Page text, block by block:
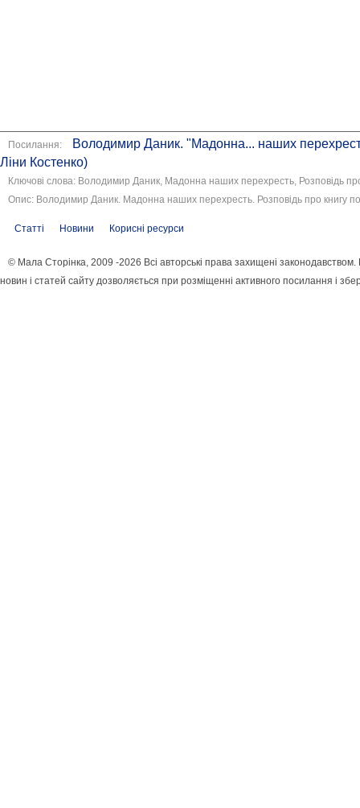
Посилання:
Володимир Даник. "Мадонна... наших
Ліни Костенко)
Ключові слова: Володимир Даник, Мадонна наших перехресть, Розповідь
Опис: Володимир Даник. Мадонна наших перехресть. Розповідь про книгу
Статті Новини Корисні ресурси
© Мала Сторінка, 2009 -2026 Всі авторські права захищені
новин і статей сайту дозволяється при розміщенні активного посилання і